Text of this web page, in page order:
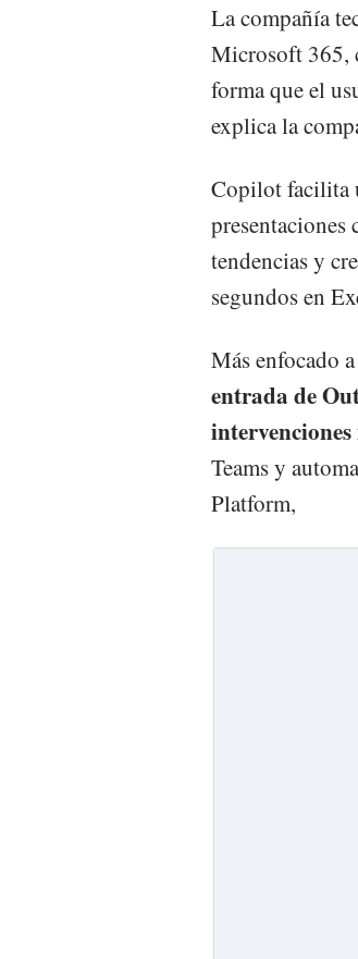
La compañía
Microsoft 365,
forma que el
explica la
Copilot facilita
presentaciones
tendencias y
segundos en
Más enfocado
entrada de
Teams y
Platform,